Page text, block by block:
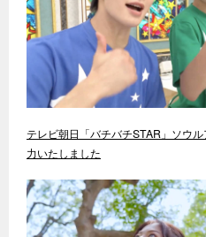
テレビ朝日「バチバチSTAR」ソウ
力いたしました